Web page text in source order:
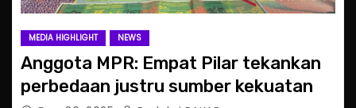
MEDIA HIGHLIGHT NEWS
Anggota MPR: Empat Pilar tekankan
perbedaan justru sumber kekuatan